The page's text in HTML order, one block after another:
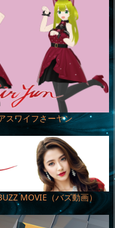
スワイフさーヤン
MOVIE（バズ動画）